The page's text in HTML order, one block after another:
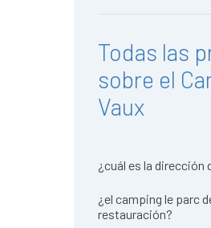
Todas las
sobre el
Vaux
¿cuál es la dirección
¿el camping le parc
restauración?